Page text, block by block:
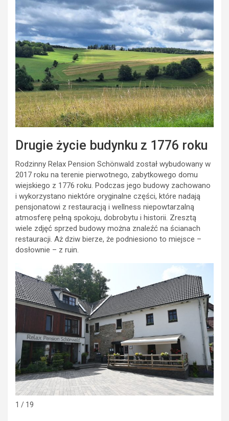
Drugie życie budynku z 1776 roku
Rodzinny Relax Pension Schönwald został wybudowany w
2017 roku na terenie pierwotnego, zabytkowego domu
wiejskiego z 1776 roku. Podczas jego budowy zachowano
i wykorzystano niektóre oryginalne części, które nadają
pensjonatowi z restauracją i wellness niepowtarzalną
atmosferę pełną spokoju, dobrobytu i historii. Zresztą
wiele zdjęć sprzed budowy można znaleźć na ścianach
restauracji. Aż dziw bierze, że podniesiono to miejsce –
dosłownie – z ruin.
1 / 19